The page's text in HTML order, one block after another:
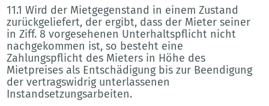
11.1 Wird der Mietgegenstand in einem Zustand
zurückgeliefert, der ergibt, dass der Mieter seiner
in Ziff. 8 vorgesehenen Unterhaltspflicht nicht
nachgekommen ist, so besteht eine
Zahlungspflicht des Mieters in Höhe des
Mietpreises als Entschädigung bis zur Beendigung
der vertragswidrig unterlassenen
Instandsetzungsarbeiten.